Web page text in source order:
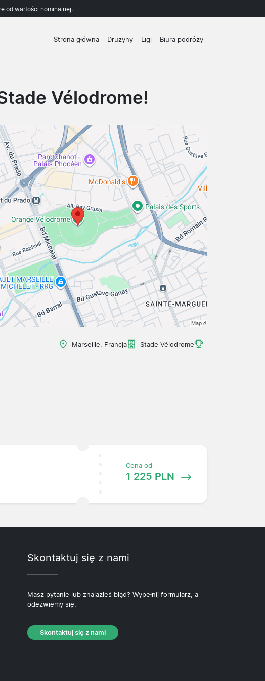
od wartości nominalnej.
Strona główna Drużyny Ligi Biura podróży
Vélodrome!
Marseille, Francja Stade Vélodrome
Cena od
1 225 PLN
Skontaktuj się z nami
Masz pytanie lub znalazłeś błąd? Wypełnij formularz, a
odezwiemy się.
Skontaktuj się z nami